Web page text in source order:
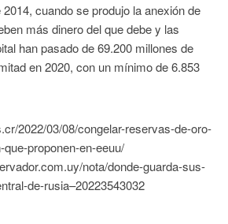
cuando se produjo la anexión de
más dinero del que debe y las
han pasado de 69.200 millones de
en 2020, con un mínimo de 6.853
2022/03/08/congelar-reservas-de-oro-
proponen-en-eeuu/
nota/donde-guarda-sus-
de-rusia–20223543032